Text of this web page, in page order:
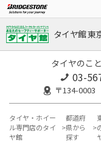
タイヤ館 東
タイヤのこ
03-
〒134-
タイヤ・ホイー
ル専門店のタイ
ヤ館
都道府
県から
探す